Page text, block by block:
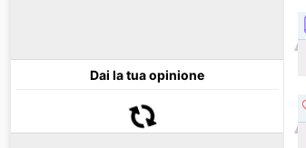
Dai la tua opinione